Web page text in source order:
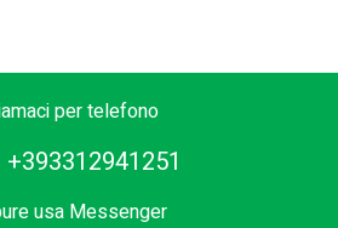
per telefono
+393312941251
usa Messenger